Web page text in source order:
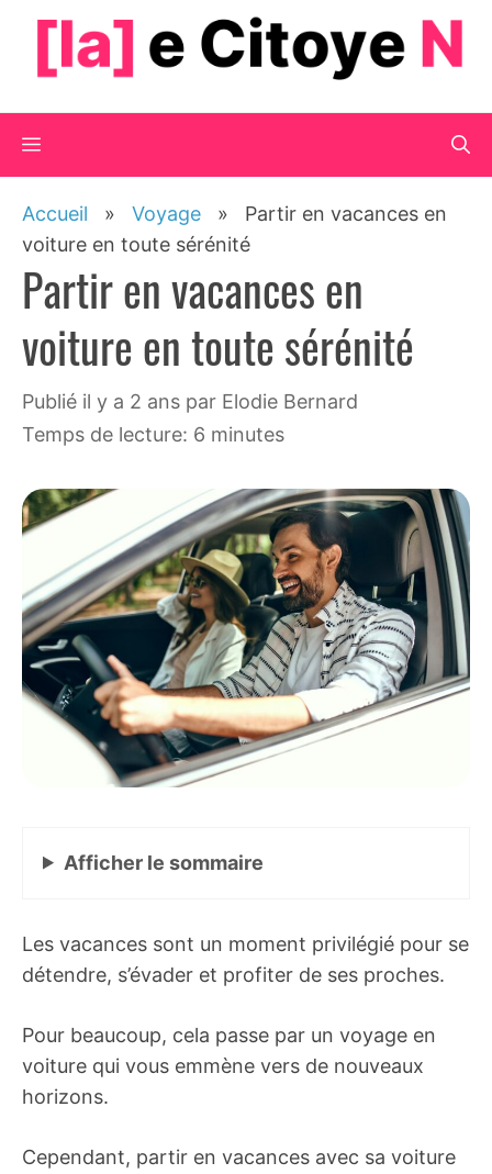
contenu
Menu
Accueil » Voyage » Partir en vacances en
voiture en toute sérénité
Partir en vacances en
voiture en toute sérénité
publié il y a 2 ans par Elodie Bernard
Temps de lecture: 6 minutes
Afficher le sommaire
Les vacances sont un moment privilégié pour se
détendre, s’évader et profiter de ses proches.
Pour beaucoup, cela passe par un voyage en
voiture qui vous emmène vers de nouveaux
horizons.
Cependant, partir en vacances avec sa voiture